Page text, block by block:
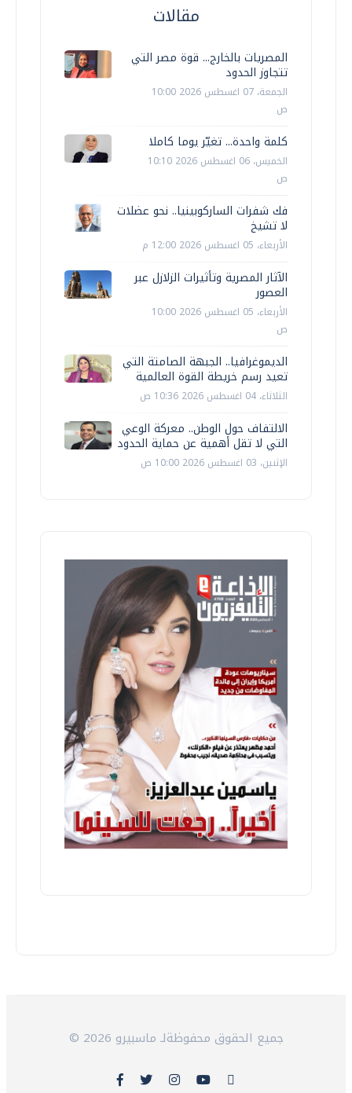
مقالات
المصريات بالخارج... قوة مصر التي
تتجاوز الحدود
الجمعة، 07 اغسطس 2026 10:00
ص
كلمة واحدة... تغيّر يوما كاملا
الخميس، 06 اغسطس 2026 10:10
ص
فك شفرات الساركوبينيا.. نحو عضلات
لا تشيخ
الأربعاء، 05 اغسطس 2026 12:00 م
الآثار المصرية وتأثيرات الزلازل عبر
العصور
الأربعاء، 05 اغسطس 2026 10:00
ص
الديموغرافيا.. الجبهة الصامتة التي
تعيد رسم خريطة القوة العالمية
الثلاثاء، 04 اغسطس 2026 10:36 ص
الالتفاف حول الوطن.. معركة الوعي
التي لا تقل أهمية عن حماية الحدود
الإثنين، 03 اغسطس 2026 10:00 ص
© 2026 جميع الحقوق محفوظةلـ ماسبيرو